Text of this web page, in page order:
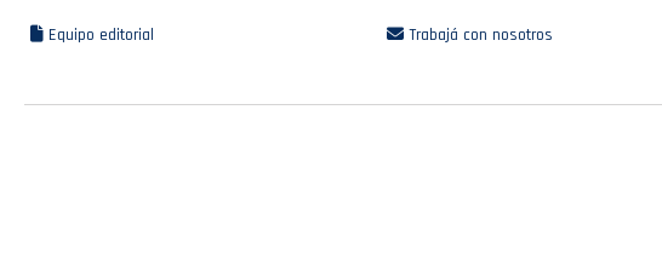
Equipo editorial Trabajá con nosotros